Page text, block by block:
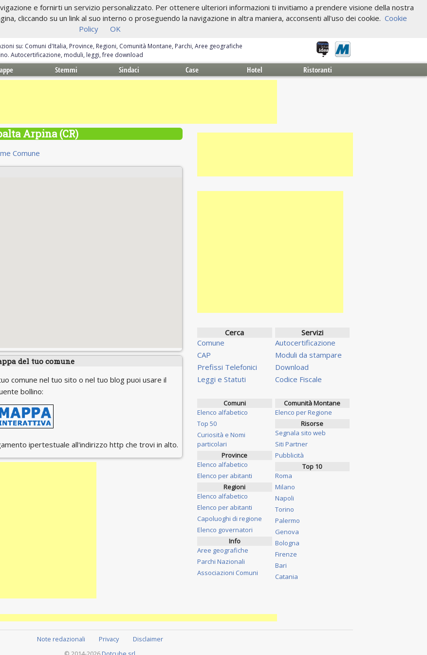
e fornirti un servizio personalizzato. Per ottenere ulteriori informazioni ti invitiamo a prendere visione della nostra
cliccando su un link al suo interno o proseguendo la navigazione in altra maniera, acconsenti all'uso dei cookie. Cookie
Policy
OK
su: Comuni d'Italia, Province, Regioni, Comunità Montane, Parchi, Aree geografiche
Autocertificazione, moduli, leggi, free download
Stemmi Sindaci Case Hotel Ristoranti
Arpina (CR)
Comune
del tuo comune
comune nel tuo sito o nel tuo blog puoi usare il
bollino:
ipertestuale all'indirizzo http che trovi in alto.
Cerca
Comune
CAP
Prefissi Telefonici
Leggi e Statuti
Servizi
Autocertificazione
Moduli da stampare
Download
Codice Fiscale
Comuni
Elenco alfabetico
Top 50
Curiosità e Nomi
particolari
Province
Elenco alfabetico
Elenco per abitanti
Regioni
Elenco alfabetico
Elenco per abitanti
Capoluoghi di regione
Elenco governatori
Info
Aree geografiche
Parchi Nazionali
Associazioni Comuni
Comunità Montane
Elenco per Regione
Risorse
Segnala sito web
Siti Partner
Pubblicità
Top 10
Roma
Milano
Napoli
Torino
Palermo
Genova
Bologna
Firenze
Bari
Catania
Note redazionali Privacy
Disclaimer